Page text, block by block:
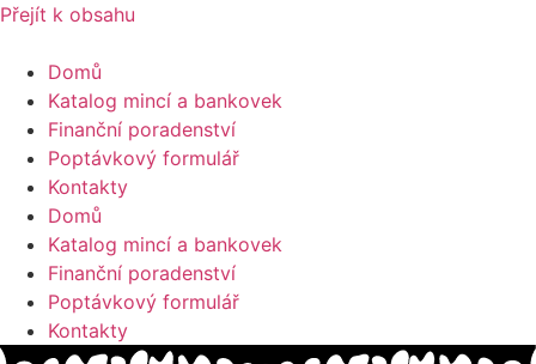
Přejít k obsahu
Domů
Katalog mincí a bankovek
Finanční poradenství
Poptávkový formulář
Kontakty
Domů
Katalog mincí a bankovek
Finanční poradenství
Poptávkový formulář
Kontakty